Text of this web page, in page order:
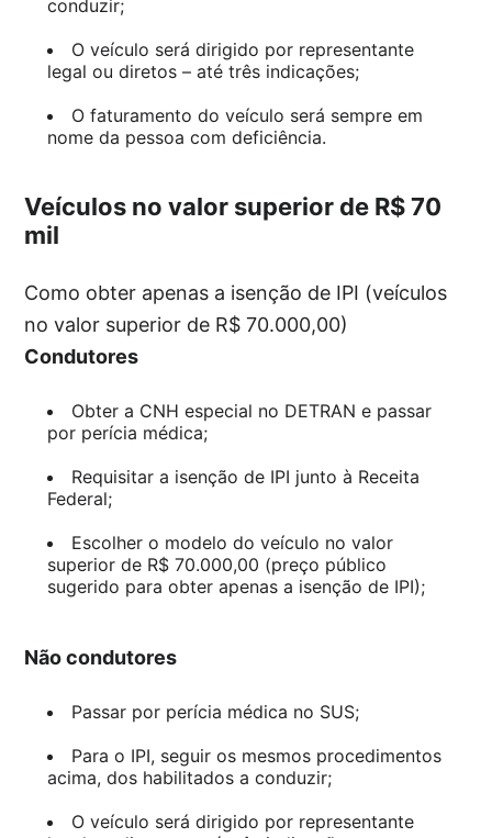
conduzir;
O veículo será dirigido por representante
legal ou diretos – até três indicações;
O faturamento do veículo será sempre em
nome da pessoa com deficiência.
Veículos no valor superior de R$ 70
mil
Como obter apenas a isenção de IPI (veículos
no valor superior de R$ 70.000,00)
Condutores
Obter a CNH especial no DETRAN e passar
por perícia médica;
Requisitar a isenção de IPI junto à Receita
Federal;
Escolher o modelo do veículo no valor
superior de R$ 70.000,00 (preço público
sugerido para obter apenas a isenção de IPI);
Não condutores
Passar por perícia médica no SUS;
Para o IPI, seguir os mesmos procedimentos
acima, dos habilitados a conduzir;
O veículo será dirigido por representante